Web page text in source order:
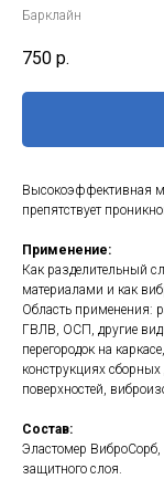
Барклайн
750 р.
Высокоэффективная
препятствует
Применение:
Как разделительный
материалами и как
Область применения:
ГВЛВ, ОСП, другие
перегородок на
конструкциях
поверхностей,
Состав:
Эластомер ВиброСорб,
защитного слоя.